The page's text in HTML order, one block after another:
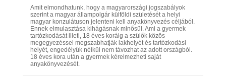
Amit elmondhatunk, hogy a magyarországi jogszabályok
szerint a magyar állampolgár külföldi születését a helyi
magyar konzulátuson jelenteni kell anyakönyvezés céljából.
Ennek elmulasztása kihágásnak minősül. Ami a gyermek
tartózkodását illeti, 18 éves koráig a szülők közös
megegyezéssel megszabhatják lakhelyét és tartózkodási
helyét, engedélyük nélkül nem távozhat az adott országból.
18 éves kora után a gyermek kérelmezheti saját
anyakönyvezését.